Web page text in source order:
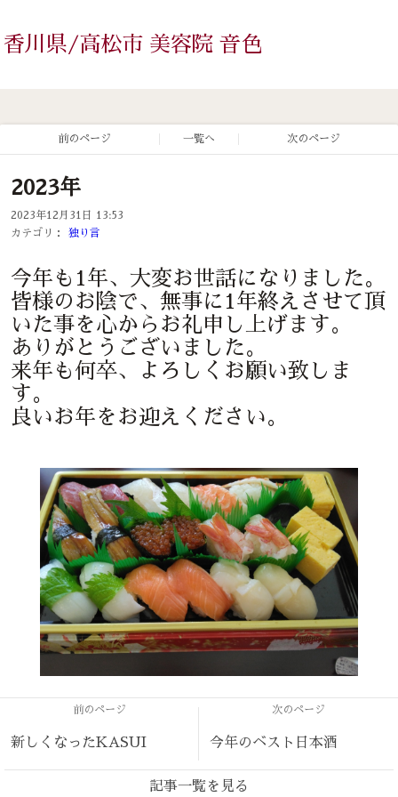
香川県/高松市 美容院 音色
前のページ 一覧へ 次のページ
2023年
2023年12月31日 13:53
カテゴリ：
独り言
今年も1年、大変お世話になりました。
皆様のお陰で、無事に1年終えさせて頂
いた事を心からお礼申し上げます。
ありがとうございました。
来年も何卒、よろしくお願い致しま
す。
良いお年をお迎えください。
前のページ
新しくなったKASUI
次のページ
今年のベスト日本酒
記事一覧を見る